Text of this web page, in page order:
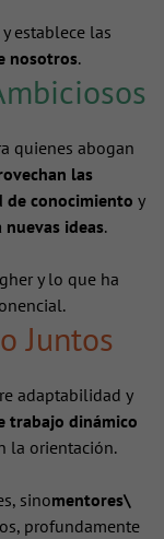
establece las
nosotros.
quienes abogan
las
de conocimiento y
ideas.
y lo que ha
Juntos
adaptabilidad y
trabajo dinámico
la orientación.
sinomentores\
profundamente